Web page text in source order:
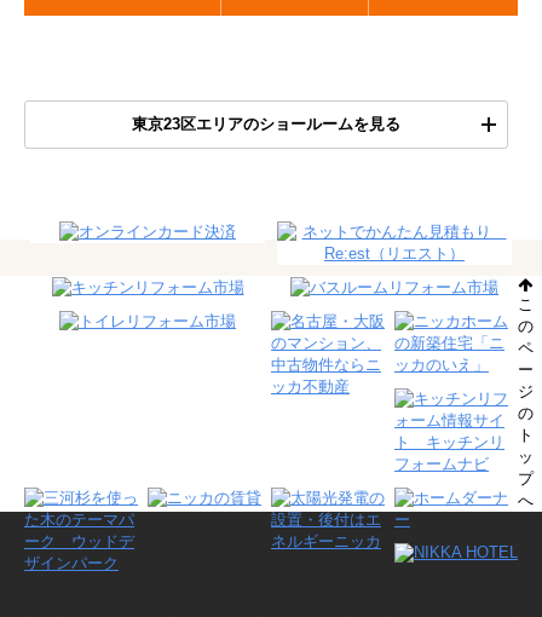
東京23区エリアのショールームを見る
こ
の
ペ
ー
ジ
の
ト
ッ
プ
へ